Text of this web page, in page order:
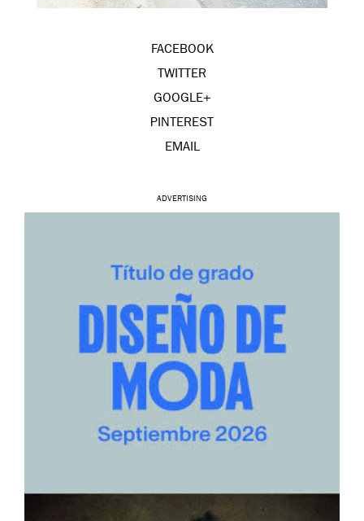
FACEBOOK
TWITTER
GOOGLE+
PINTEREST
EMAIL
ADVERTISING